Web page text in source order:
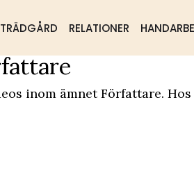
TRÄDGÅRD RELATIONER
Hälsa & välmående
inom ämnet Författare.